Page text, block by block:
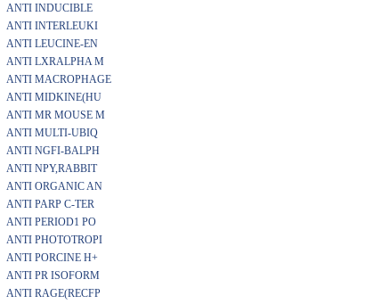
ANTI INDUCIBLE
ANTI INTERLEUKI
ANTI LEUCINE-EN
ANTI LXRALPHA M
ANTI MACROPHAGE
ANTI MIDKINE(HU
ANTI MR MOUSE M
ANTI MULTI-UBIQ
ANTI NGFI-BALPH
ANTI NPY,RABBIT
ANTI ORGANIC AN
ANTI PARP C-TER
ANTI PERIOD1 PO
ANTI PHOTOTROPI
ANTI PORCINE H+
ANTI PR ISOFORM
ANTI RAGE(RECFP